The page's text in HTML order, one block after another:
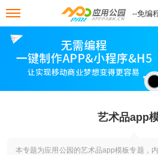
--免编
艺术品app
本专题为应用公园的艺术品app模板专题，